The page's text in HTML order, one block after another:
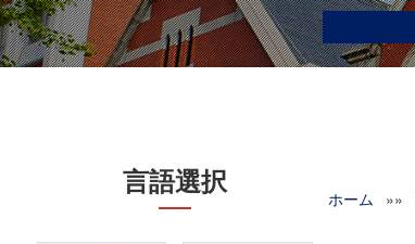
言語選択
ホーム »»